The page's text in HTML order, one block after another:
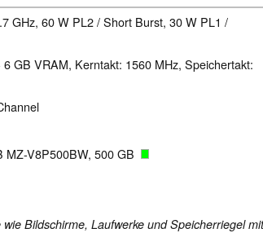
GHz, 60 W PL2 / Short Burst, 30 W PL1 /
6 GB VRAM, Kerntakt: 1560 MHz, Speichertakt:
V8P500BW, 500 GB
Bildschirme, Laufwerke und Speicherriegel